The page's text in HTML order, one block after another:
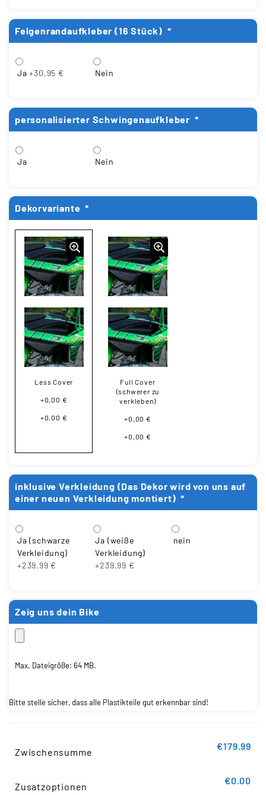
Felgenrandaufkleber (16 Stück) *
Ja +30,95 € Nein
personalisierter Schwingenaufkleber *
Ja Nein
Dekorvariante *
Less Cover
+0,00 €
+0,00 €
Full Cover
(schwerer zu
verkleben)
+0,00 €
+0,00 €
inklusive Verkleidung (Das Dekor wird von uns auf
einer neuen Verkleidung montiert) *
Ja (schwarze
Verkleidung)
+239,99 €
Ja (weiße
Verkleidung)
+239,99 €
nein
Zeig uns dein Bike
Max. Dateigröße: 64 MB.
Bitte stelle sicher, dass alle Plastikteile gut erkennbar sind!
Zwischensumme
€179.99
Zusatzoptionen
€0.00